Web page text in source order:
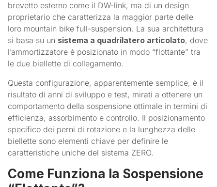
brevetto esterno come il DW-link, ma di un design
proprietario che caratterizza la maggior parte delle
loro mountain bike full-suspension. La sua architettura
si basa su un sistema a quadrilatero articolato, dove
l’ammortizzatore è posizionato in modo “flottante” tra
le due biellette di collegamento.
Questa configurazione, apparentemente semplice, è il
risultato di anni di sviluppo e test, mirati a ottenere un
comportamento della sospensione ottimale in termini di
efficienza, assorbimento e controllo. Il posizionamento
specifico dei perni di rotazione e la lunghezza delle
biellette sono elementi chiave per definire le
caratteristiche uniche del sistema ZERO.
Come Funziona la Sospensione